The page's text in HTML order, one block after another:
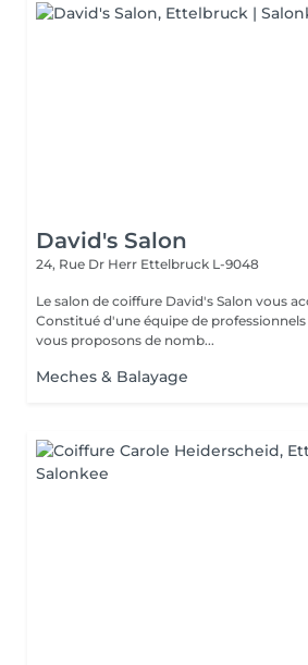
David's Salon
24, Rue Dr Herr Ettelbruck L-9048
Le salon de coiffure David's Salon vous
Constitué d'une équipe de
vous proposons de nomb...
Meches & Balayage